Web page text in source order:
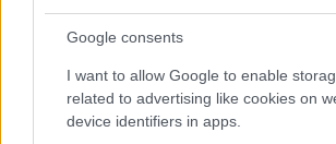
Google consents
I want to allow Google to enable
related to advertising like cookies on
device identifiers in apps.